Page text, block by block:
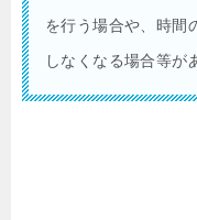
を行う場合や、時間
しなくなる場合等が